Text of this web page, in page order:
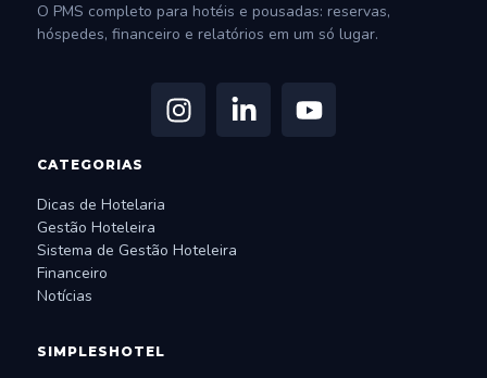
O PMS completo para hotéis e pousadas: reservas,
hóspedes, financeiro e relatórios em um só lugar.
CATEGORIAS
Dicas de Hotelaria
Gestão Hoteleira
Sistema de Gestão Hoteleira
Financeiro
Notícias
SIMPLESHOTEL